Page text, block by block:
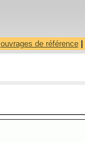
ouvrages de référence|